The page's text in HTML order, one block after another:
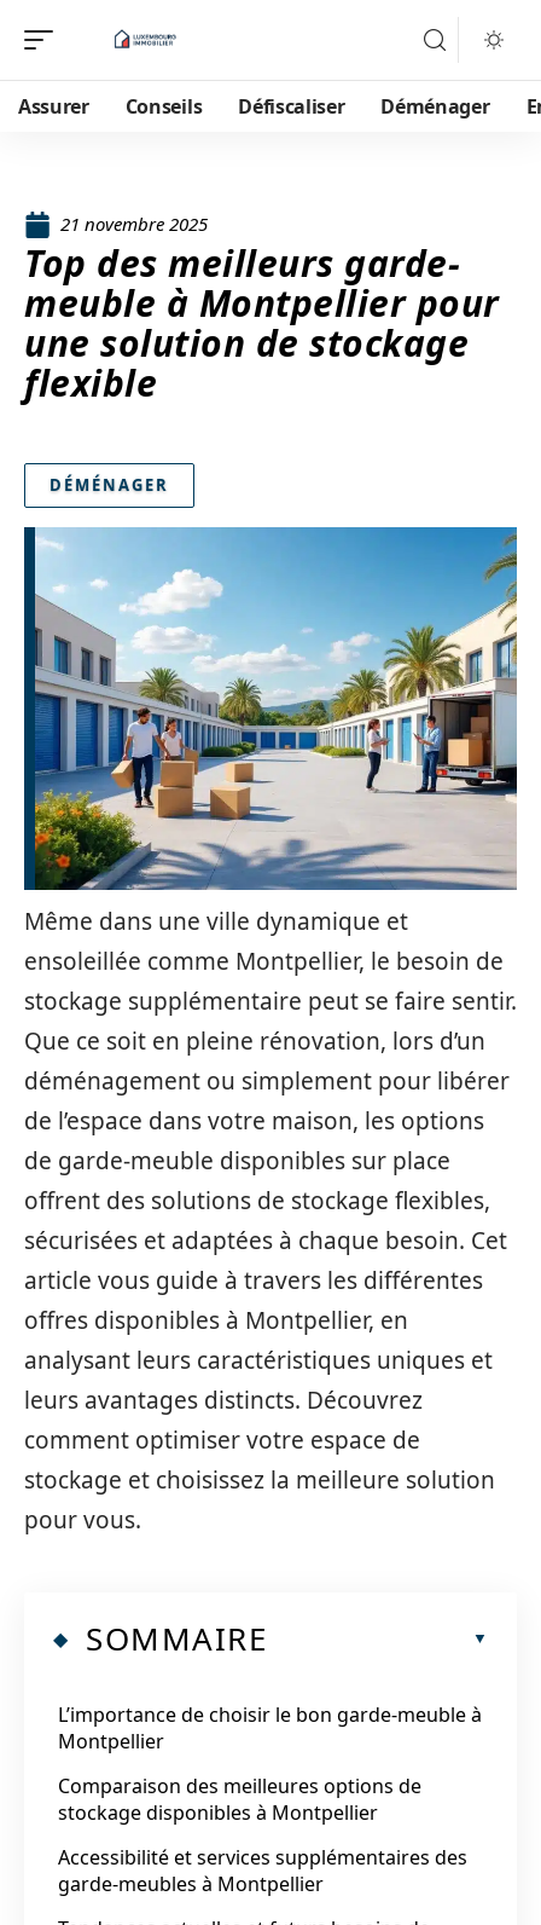
Assurer Conseils Défiscaliser Déménager
21 novembre 2025
Top des meilleurs garde-
meuble à Montpellier pour
une solution de stockage
flexible
DÉMÉNAGER
Même dans une ville dynamique et
ensoleillée comme Montpellier, le besoin de
stockage supplémentaire peut se faire sentir.
Que ce soit en pleine rénovation, lors d’un
déménagement ou simplement pour libérer
de l’espace dans votre maison, les options
de garde-meuble disponibles sur place
offrent des solutions de stockage flexibles,
sécurisées et adaptées à chaque besoin. Cet
article vous guide à travers les différentes
offres disponibles à Montpellier, en
analysant leurs caractéristiques uniques et
leurs avantages distincts. Découvrez
comment optimiser votre espace de
stockage et choisissez la meilleure solution
pour vous.
SOMMAIRE
L’importance de choisir le bon garde-meuble à
Montpellier
Comparaison des meilleures options de
stockage disponibles à Montpellier
Accessibilité et services supplémentaires des
garde-meubles à Montpellier